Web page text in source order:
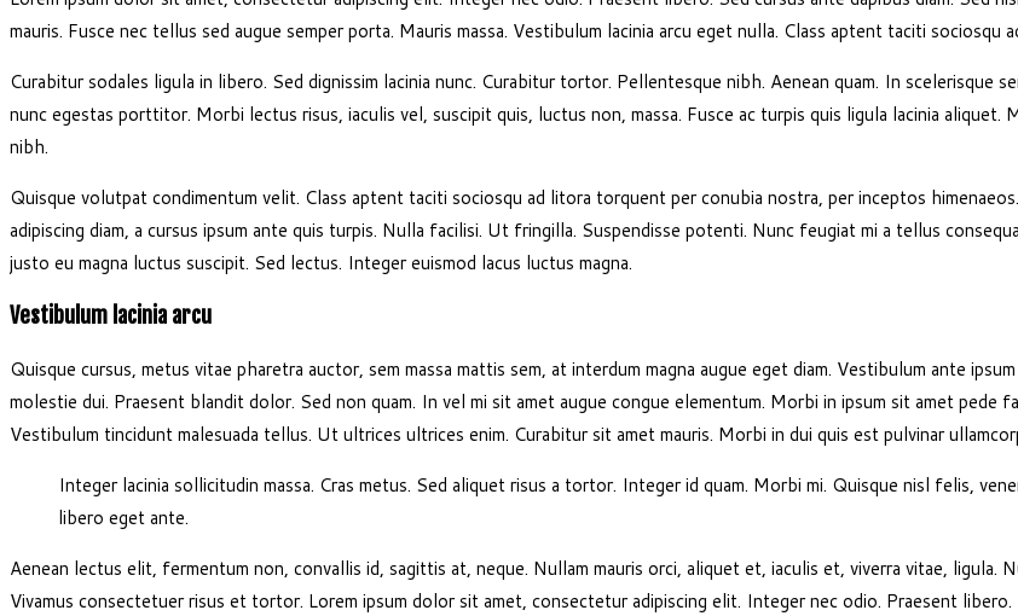
mauris. Fusce nec tellus sed augue semper porta. Mauris massa. Vestibulum lacinia arcu eget nulla. Class aptent taciti
Curabitur sodales ligula in libero. Sed dignissim lacinia nunc. Curabitur tortor. Pellentesque nibh. Aenean quam. In scelerisque
nunc egestas porttitor. Morbi lectus risus, iaculis vel, suscipit quis, luctus non, massa. Fusce ac turpis quis ligula lacinia
nibh.
Quisque volutpat condimentum velit. Class aptent taciti sociosqu ad litora torquent per conubia nostra, per inceptos
adipiscing diam, a cursus ipsum ante quis turpis. Nulla facilisi. Ut fringilla. Suspendisse potenti. Nunc feugiat mi a tellus
justo eu magna luctus suscipit. Sed lectus. Integer euismod lacus luctus magna.
Vestibulum lacinia arcu
Quisque cursus, metus vitae pharetra auctor, sem massa mattis sem, at interdum magna augue eget diam. Vestibulum ante
molestie dui. Praesent blandit dolor. Sed non quam. In vel mi sit amet augue congue elementum. Morbi in ipsum sit amet pede
Vestibulum tincidunt malesuada tellus. Ut ultrices ultrices enim. Curabitur sit amet mauris. Morbi in dui quis est pulvinar
Integer lacinia sollicitudin massa. Cras metus. Sed aliquet risus a tortor. Integer id quam. Morbi mi. Quisque nisl felis,
libero eget ante.
Aenean lectus elit, fermentum non, convallis id, sagittis at, neque. Nullam mauris orci, aliquet et, iaculis et, viverra vitae, ligula.
Vivamus consectetuer risus et tortor. Lorem ipsum dolor sit amet, consectetur adipiscing elit. Integer nec odio. Praesent